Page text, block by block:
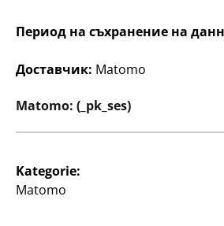
Домакинство
Чаена чаша Чаши
Период на съхранение на
Доставчик: Matomo
Matomo: (_pk_ses)
Kategorie:
Matomo